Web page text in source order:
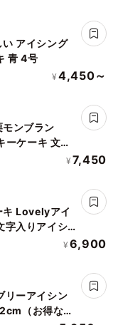
い アイシング
青 4号
¥ 4,450～
モンブラン
ケーキ 文字
（お得なアイ
¥ 7,450
キ Lovelyアイ
字入りアイシ
アイシングセッ
¥ 6,900
リーアイシン
（お得なア